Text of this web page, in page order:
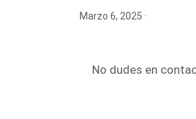
Marzo 6, 2025 ·
No dudes en